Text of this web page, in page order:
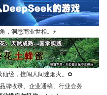
，洞悉商业世相。 ⚡
经，擅闯人间迷烟火。 ✿
牌收录、企业通稿、行业会务